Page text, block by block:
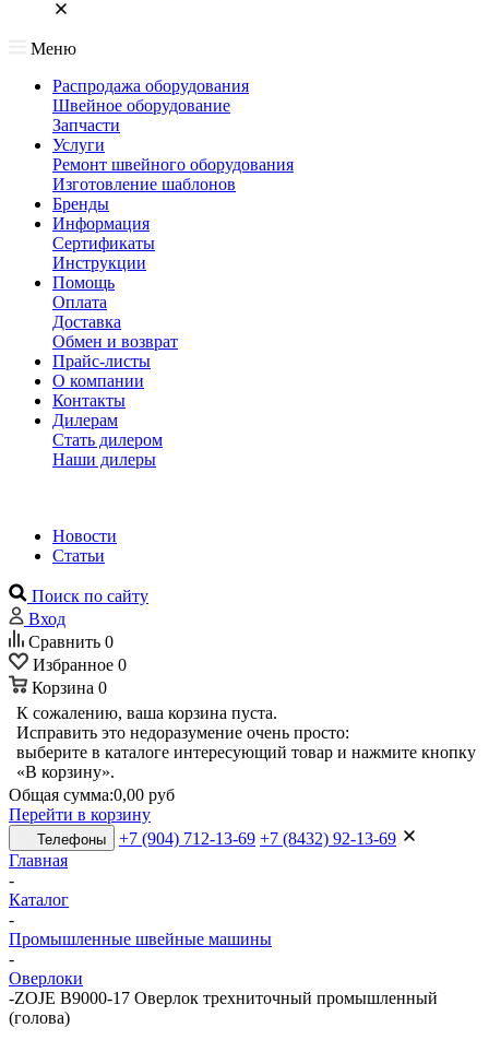
Меню
Распродажа оборудования
Швейное оборудование
Запчасти
Услуги
Ремонт швейного оборудования
Изготовление шаблонов
Бренды
Информация
Сертификаты
Инструкции
Помощь
Оплата
Доставка
Обмен и возврат
Прайс-листы
О компании
Контакты
Дилерам
Стать дилером
Наши дилеры
Новости
Статьи
Поиск по сайту
Вход
Сравнить 0
Избранное 0
Корзина 0
К сожалению, ваша корзина пуста.
Исправить это недоразумение очень просто:
выберите в каталоге интересующий товар и нажмите кнопку
«В корзину».
Общая сумма:0,00 руб
Перейти в корзину
Телефоны +7 (904) 712-13-69 +7 (8432) 92-13-69
Главная
-
Каталог
-
Промышленные швейные машины
-
Оверлоки
-ZOJE B9000-17 Оверлок трехниточный промышленный
(голова)